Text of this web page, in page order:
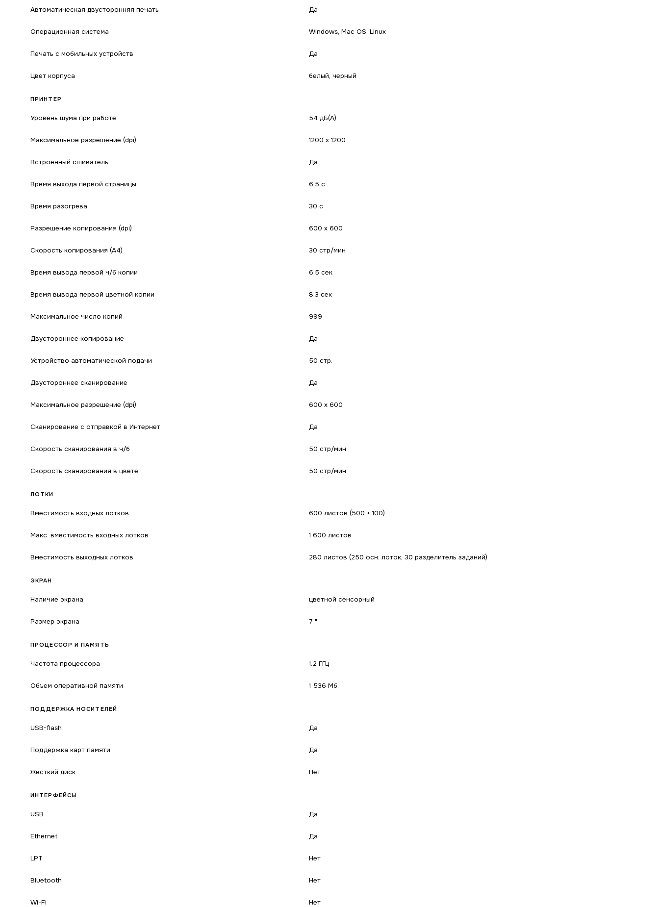
Автоматическая двусторонняя печать Да
Операционная система Windows, Mac OS, Linux
Печать с мобильных устройств Да
Цвет корпуса белый, черный
ПРИНТЕР
Уровень шума при работе 54 дБ(А)
Максимальное разрешение (dpi) 1200 x 1200
Встроенный сшиватель Да
Время выхода первой страницы 6.5 с
Время разогрева 30 с
Разрешение копирования (dpi) 600 x 600
Скорость копирования (A4) 30 стр/мин
Время вывода первой ч/б копии 6.5 сек
Время вывода первой цветной копии 8.3 сек
Максимальное число копий 999
Двустороннее копирование Да
Устройство автоматической подачи 50 стр.
Двустороннее сканирование Да
Максимальное разрешение (dpi) 600 x 600
Сканирование с отправкой в Интернет Да
Скорость сканирования в ч/б 50 стр/мин
Скорость сканирования в цвете 50 стр/мин
ЛОТКИ
Вместимость входных лотков 600 листов (500 + 100)
Макс. вместимость входных лотков 1 600 листов
Вместимость выходных лотков 280 листов (250 осн. лоток, 30 разделитель заданий)
ЭКРАН
Наличие экрана цветной сенсорный
Размер экрана 7 "
ПРОЦЕССОР И ПАМЯТЬ
Частота процессора 1.2 ГГц
Объем оперативной памяти 1 536 Мб
ПОДДЕРЖКА НОСИТЕЛЕЙ
USB-flash Да
Поддержка карт памяти Да
Жесткий диск Нет
ИНТЕРФЕЙСЫ
USB Да
Ethernet Да
LPT Нет
Bluetooth Нет
Wi-Fi Нет